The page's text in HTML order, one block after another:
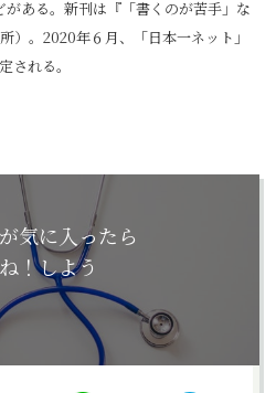
がある。新刊は『「書くのが苦手」な
）。2020年６月、「日本一ネット」
される。
気に入ったら
！しよう